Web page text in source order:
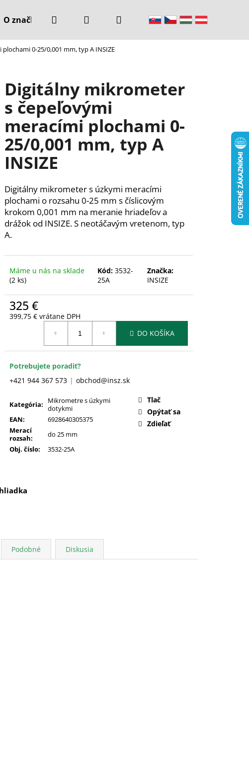
O značke Kontakty
Hľadať PrihlásenieNákupný
0-25/0,001 mm, typ A INSIZE
Digitálny mikrometer
s čepeľovými
meracími plochami 0-
25/0,001 mm, typ A
INSIZE
Digitálny mikrometer s úzkymi meracími
plochami o rozsahu 0-25 mm s číslicovým
krokom 0,001 mm na meranie hriadeľov a
drážok od INSIZE.S neotáčavým vretenom, typ
A.
Máme u nás na sklade
(2 ks)
Kód: 3532-
25A
Značka:
INSIZE
325 €
399,75 € vrátane DPH
DO KOŠÍKA
Potrebujete poradiť?
+421 944 367 573
obchod@insz.sk
Kategória:
Mikrometre s úzkymi
dotykmi
EAN:
6928640305375
Merací
rozsah:
do 25 mm
Obj. číslo: 3532-25A
Tlač
Opýtať sa
Zdieľať
Podobné Diskusia